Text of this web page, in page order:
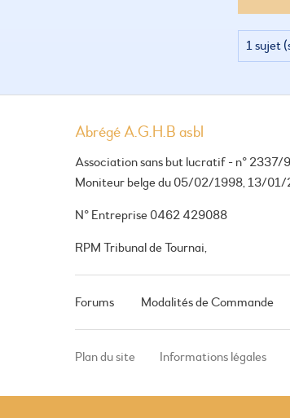
1 sujet
Abrégé A.G.H.B asbl
Association sans but lucratif - n° 2337/
Moniteur belge du 05/02/1998, 13/
N° Entreprise 0462 429088
RPM Tribunal de Tournai,
Forums Modalités de Commande
Plan du site Informations légales